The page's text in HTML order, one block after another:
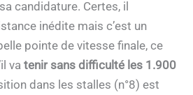
candidature. Certes, il
inédite mais c’est un
pointe de vitesse finale, ce
va tenir sans difficulté les 1.900
dans les stalles (n°8) est